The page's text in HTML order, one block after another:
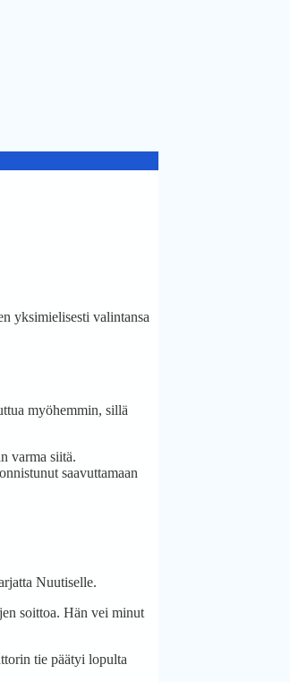
yksimielisesti valintansa
myöhemmin, sillä
varma siitä.
saavuttamaan
Nuutiselle.
soittoa. Hän vei minut
tie päätyi lopulta